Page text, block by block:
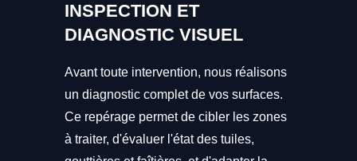
INSPECTION ET
DIAGNOSTIC VISUEL
Avant toute intervention, nous réalisons
un diagnostic complet de vos surfaces.
Ce repérage permet de cibler les zones
à traiter, d'évaluer l'état des tuiles,